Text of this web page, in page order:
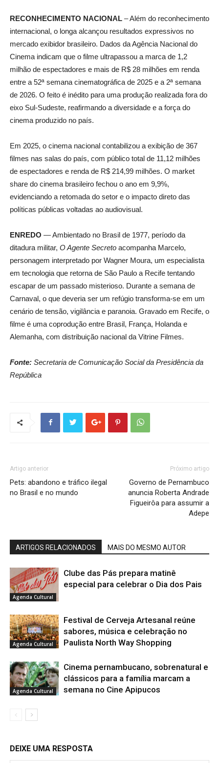
RECONHECIMENTO NACIONAL – Além do reconhecimento
internacional, o longa alcançou resultados expressivos no
mercado exibidor brasileiro. Dados da Agência Nacional do
Cinema indicam que o filme ultrapassou a marca de 1,2
milhão de espectadores e mais de R$ 28 milhões em renda
entre a 52ª semana cinematográfica de 2025 e a 2ª semana
de 2026. O feito é inédito para uma produção realizada fora do
eixo Sul-Sudeste, reafirmando a diversidade e a força do
cinema produzido no país.
Em 2025, o cinema nacional contabilizou a exibição de 367
filmes nas salas do país, com público total de 11,12 milhões
de espectadores e renda de R$ 214,99 milhões. O market
share do cinema brasileiro fechou o ano em 9,9%,
evidenciando a retomada do setor e o impacto direto das
políticas públicas voltadas ao audiovisual.
ENREDO — Ambientado no Brasil de 1977, período da
ditadura militar, O Agente Secreto acompanha Marcelo,
personagem interpretado por Wagner Moura, um especialista
em tecnologia que retorna de São Paulo a Recife tentando
escapar de um passado misterioso. Durante a semana de
Carnaval, o que deveria ser um refúgio transforma-se em um
cenário de tensão, vigilância e paranoia. Gravado em Recife, o
filme é uma coprodução entre Brasil, França, Holanda e
Alemanha, com distribuição nacional da Vitrine Filmes.
Fonte: Secretaria de Comunicação Social da Presidência da
República
Artigo anterior
Pets: abandono e tráfico ilegal
no Brasil e no mundo
Próximo artigo
Governo de Pernambuco
anuncia Roberta Andrade
Figueirôa para assumir a
Adepe
ARTIGOS RELACIONADOS MAIS DO MESMO AUTOR
Agenda Cultural
Clube das Pás prepara matinê
especial para celebrar o Dia dos Pais
Agenda Cultural
Festival de Cerveja Artesanal reúne
sabores, música e celebração no
Paulista North Way Shopping
Agenda Cultural
Cinema pernambucano, sobrenatural e
clássicos para a família marcam a
semana no Cine Apipucos
DEIXE UMA RESPOSTA